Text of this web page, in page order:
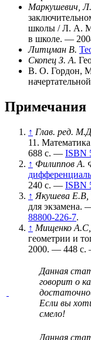
Маркушевич,
школы / Л. А.
в школе. —
Литцман В.
Скопец З. А.
В. О. Гордон,
Примечания
↑ Глав. ред.
11.
688 с. — ISBN
↑ Филиппов А.
240 с. — ISBN
↑ Якушева
для экзамена.
88800-226-7.
↑ Мищенко
геометрии и
2000. — 448
Данная
говорит о
Если вы
смело!
Данная